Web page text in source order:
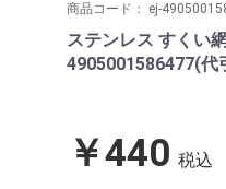
商品コード： ej-
ステンレス すくい
4905001586477(代
￥440 税込